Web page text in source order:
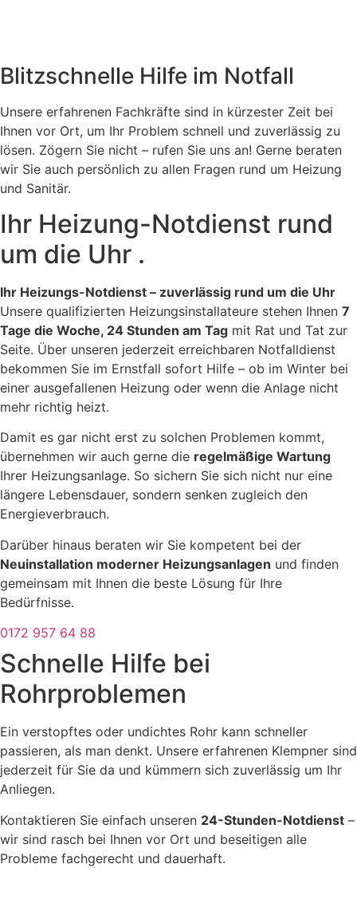
Blitzschnelle Hilfe im Notfall
Unsere erfahrenen Fachkräfte sind in kürzester Zeit bei
Ihnen vor Ort, um Ihr Problem schnell und zuverlässig zu
lösen. Zögern Sie nicht – rufen Sie uns an! Gerne beraten
wir Sie auch persönlich zu allen Fragen rund um Heizung
und Sanitär.
Ihr Heizung-Notdienst rund
um die Uhr .
Ihr Heizungs-Notdienst – zuverlässig rund um die Uhr
Unsere qualifizierten Heizungsinstallateure stehen Ihnen 7
Tage die Woche, 24 Stunden am Tag mit Rat und Tat zur
Seite. Über unseren jederzeit erreichbaren Notfalldienst
bekommen Sie im Ernstfall sofort Hilfe – ob im Winter bei
einer ausgefallenen Heizung oder wenn die Anlage nicht
mehr richtig heizt.
Damit es gar nicht erst zu solchen Problemen kommt,
übernehmen wir auch gerne die regelmäßige Wartung
Ihrer Heizungsanlage. So sichern Sie sich nicht nur eine
längere Lebensdauer, sondern senken zugleich den
Energieverbrauch.
Darüber hinaus beraten wir Sie kompetent bei der
Neuinstallation moderner Heizungsanlagen und finden
gemeinsam mit Ihnen die beste Lösung für Ihre
Bedürfnisse.
0172 957 64 88
Schnelle Hilfe bei
Rohrproblemen
Ein verstopftes oder undichtes Rohr kann schneller
passieren, als man denkt. Unsere erfahrenen Klempner sind
jederzeit für Sie da und kümmern sich zuverlässig um Ihr
Anliegen.
Kontaktieren Sie einfach unseren 24-Stunden-Notdienst –
wir sind rasch bei Ihnen vor Ort und beseitigen alle
Probleme fachgerecht und dauerhaft.